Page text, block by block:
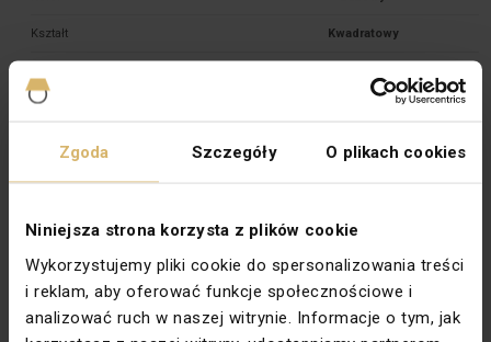
Zgoda Szczegóły O plikach cookies
Niniejsza strona korzysta z plików cookie
Wykorzystujemy pliki cookie do spersonalizowania treści
i reklam, aby oferować funkcje społecznościowe i
analizować ruch w naszej witrynie. Informacje o tym, jak
Kształt Kwadratowy
Mocowanie
Rodzina SIMON 82
Stopień ochrony IP20
Szerokość [mm] 75
Wysokość [mm]